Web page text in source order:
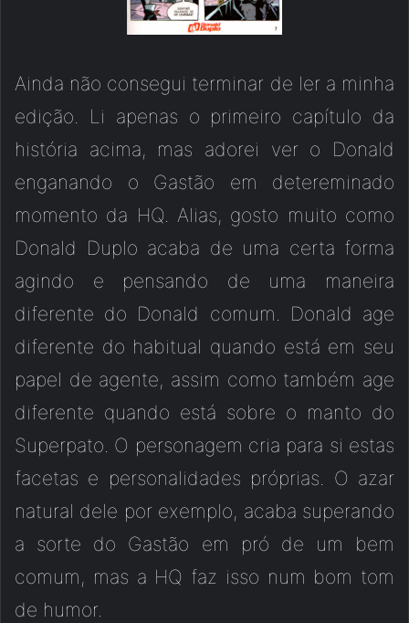
Ainda não consegui terminar de ler a minha
edição. Li apenas o primeiro capítulo da
história acima, mas adorei ver o Donald
enganando o Gastão em detereminado
momento da HQ. Alias, gosto muito como
Donald Duplo acaba de uma certa forma
agindo e pensando de uma maneira
diferente do Donald comum. Donald age
diferente do habitual quando está em seu
papel de agente, assim como também age
diferente quando está sobre o manto do
Superpato. O personagem cria para si estas
facetas e personalidades próprias. O azar
natural dele por exemplo, acaba superando
a sorte do Gastão em pró de um bem
comum, mas a HQ faz isso num bom tom
de humor.